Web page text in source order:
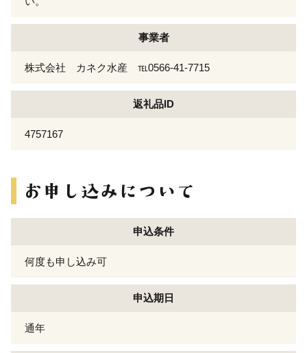
事業者
株式会社 カネク水産 ℡0566-41-7715
返礼品ID
4757167
申込条件
何度も申し込み可
申込期日
通年